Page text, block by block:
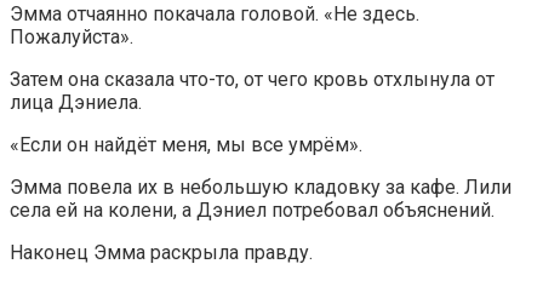
Эмма отчаянно покачала головой. «Не здесь.
Пожалуйста».
Затем она сказала что-то, от чего кровь отхлынула от
лица Дэниела.
«Если он найдёт меня, мы все умрём».
Эмма повела их в небольшую кладовку за кафе. Лили
села ей на колени, а Дэниел потребовал объяснений.
Наконец Эмма раскрыла правду.